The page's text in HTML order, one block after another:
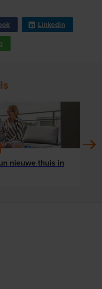
Linkedin
nieuwe thuis in